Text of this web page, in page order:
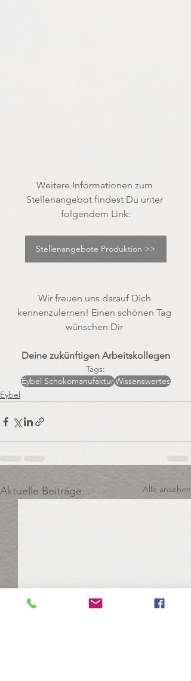
Weitere Informationen zum
Stellenangebot findest Du unter
folgendem Link:
Stellenangebote Produktion >>
Wir freuen uns darauf Dich
kennenzulernen! Einen schönen Tag
wünschen Dir
Deine zukünftigen Arbeitskollegen
Tags:
Eybel SchokomanufakturWissenswertes
Eybel
Aktuelle Beiträge Alle ansehen